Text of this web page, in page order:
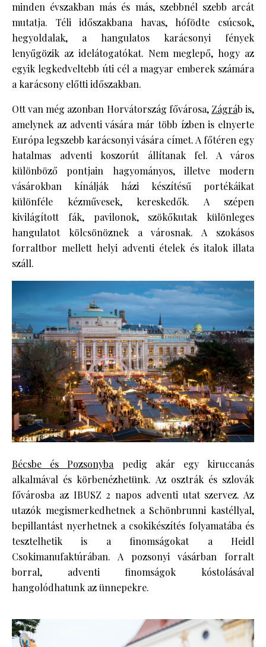
minden évszakban más és más, szebbnél szebb arcát
mutatja. Téli időszakbana havas, hófödte csúcsok,
hegyoldalak, a hangulatos karácsonyi fények
lenyűgözik az idelátogatókat. Nem meglepő, hogy az
egyik legkedveltebb úti cél a magyar emberek számára
a karácsony előtti időszakban.
Ott van még azonban Horvátország fővárosa, Zágráb is,
amelynek az adventi vására már több ízben is elnyerte
Európa legszebb karácsonyi vására címet. A főtéren egy
hatalmas adventi koszorút állítanak fel. A város
különböző pontjain hagyományos, illetve modern
vásárokban kínálják házi készítésű portékáikat
különféle kézművesek, kereskedők. A szépen
kivilágított fák, pavilonok, szökőkutak különleges
hangulatot kölcsönöznek a városnak. A szokásos
forraltbor mellett helyi adventi ételek és italok illata
száll.
Bécsbe és Pozsonybapedig akár egy kiruccanás
alkalmával és körbenézhetünk. Az osztrák és szlovák
fővárosba az IBUSZ 2 napos adventi utat szervez. Az
utazók megismerkedhetnek a Schönbrunni kastéllyal,
bepillantást nyerhetnek a csokikészítés folyamatába és
tesztelhetik is a finomságokat a Heidl
Csokimanufaktúrában. A pozsonyi vásárban forralt
borral, adventi finomságok kóstolásával
hangolódhatunk az ünnepekre.